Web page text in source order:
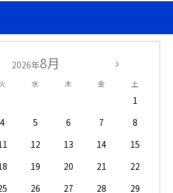
2026年8月
火 水 木 金 土
1
4 5 6 7
8
12 13 14
15
19 20 21
22
26 27 28 29